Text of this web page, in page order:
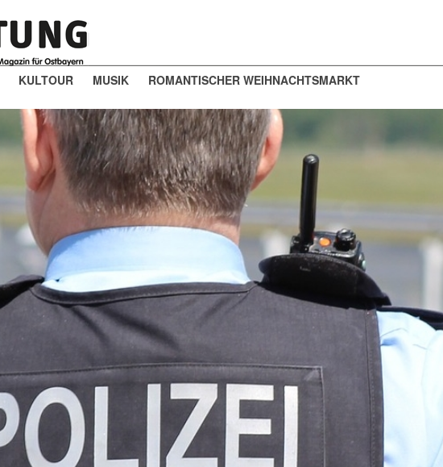
KULTOUR MUSIK ROMANTISCHER WEIHNACHTSMARKT